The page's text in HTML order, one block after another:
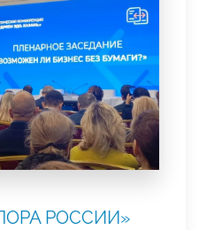
РОССИИ»